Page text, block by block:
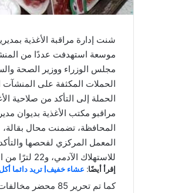
شنت إدارة مراقبة الأغذية
موسعة استهدفت عددًا من
مجلس الوزراء ووزير الصحة
الحملات المكثفة على المنشآت
الحملة إلى التأكد من صلاحية
للاستهلاك الآدمي، و22 لترًا من السوائل منتهية الصلاحية.
إقرأ أيضًا: عشاء خفيف| تريد دائما